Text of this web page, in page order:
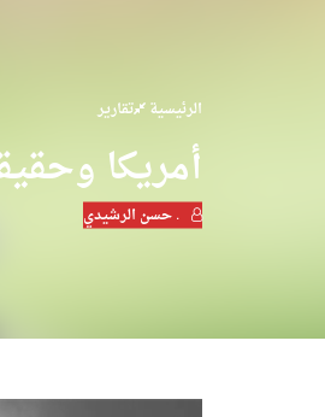
الرئيسية تقارير
أمريكا
. حسن الرشيدي